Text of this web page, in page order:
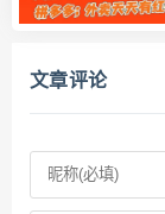
文章评论